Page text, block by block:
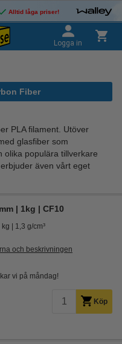
Alltid låga priser!
Logga in
Fiber
PLA filament. Utöver
glasfiber som
olika populära tillverkare
även vårt eget
| 1kg | CF10
kg 1,3 g/cm³
och beskrivningen
vi på måndag!
Köp